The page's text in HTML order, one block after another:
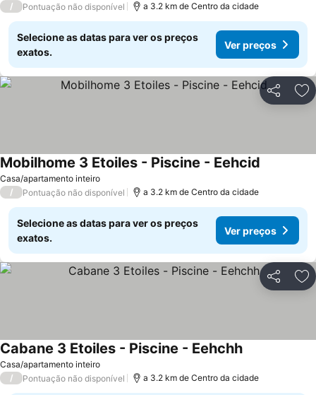
/ Pontuação não disponível a 3.2 km de Centro da cidade
Selecione as datas para ver os preços
exatos.
Ver preços
Partilhar
Casa/apartamento inteiro
Mobilhome 3 Etoiles - Piscine - Eehcid
/ Pontuação não disponível a 3.2 km de Centro da cidade
Selecione as datas para ver os preços
exatos.
Ver preços
Partilhar
Casa/apartamento inteiro
Cabane 3 Etoiles - Piscine - EehchhVer preços
/ Pontuação não disponível a 3.2 km de Centro da cidade